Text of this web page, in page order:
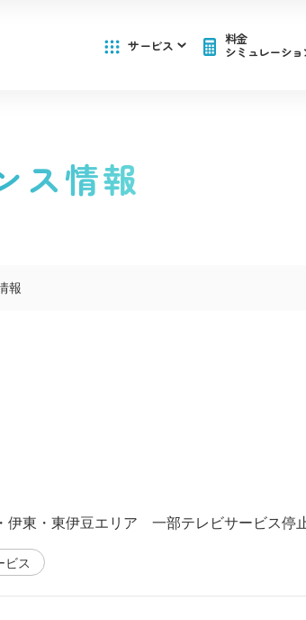
ネル
け
サービス
サービス一覧
料金
シミュレーショ
ス情報
報
伊東・東伊豆エリア 一部テレビサービス停
ビス